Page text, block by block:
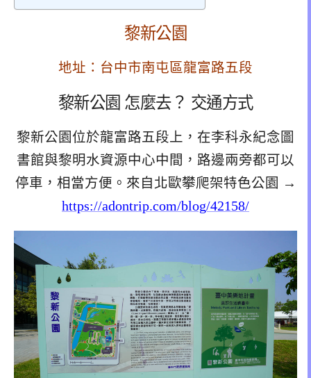
黎新公園
地址：台中市南屯區龍富路五段
黎新公園 怎麼去？ 交通方式
黎新公園位於龍富路五段上，在李科永紀念圖
書館與黎明水資源中心中間，路邊兩旁都可以
停車，相當方便。來自北歐攀爬架特色公園 →
https://adontrip.com/blog/42158/